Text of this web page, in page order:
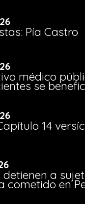
Pía Castro
médico
se
14
detienen a
cometido en